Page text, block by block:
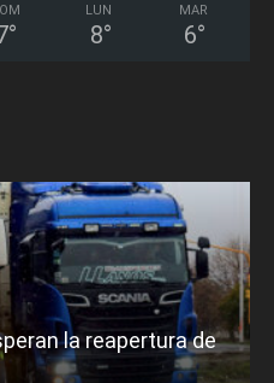
°
LUN
8°
MAR
6°
la reapertura de